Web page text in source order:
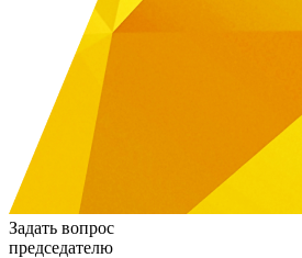
Задать вопрос
председателю